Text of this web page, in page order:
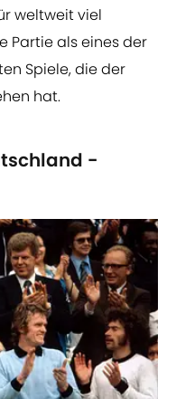
weltweit viel
Partie als eines der
Spiele, die der
hat.
-